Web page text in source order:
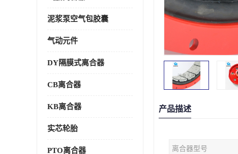
泥浆泵空气包胶囊
气动元件
DY隔膜式离合器
CB离合器
KB离合器
实芯轮胎
PTO离合器
产品描述
离合器型号